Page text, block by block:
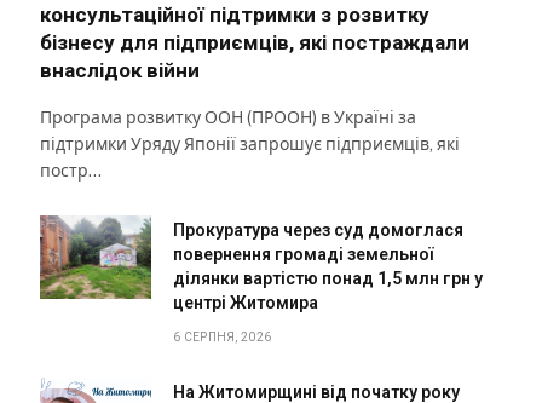
консультаційної підтримки з розвитку
бізнесу для підприємців, які постраждали
внаслідок війни
Програма розвитку ООН (ПРООН) в Україні за
підтримки Уряду Японії запрошує підприємців, які
постр…
Прокуратура через суд домоглася
повернення громаді земельної
ділянки вартістю понад 1,5 млн грн у
центрі Житомира
6 СЕРПНЯ, 2026
На Житомирщині від початку року